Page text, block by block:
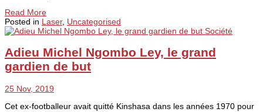
Read More
Posted in Laser, Uncategorised
Société
Adieu Michel Ngombo Ley, le grand
gardien de but
25 Nov, 2019
Cet ex-footballeur avait quitté Kinshasa dans les années 1970 pour